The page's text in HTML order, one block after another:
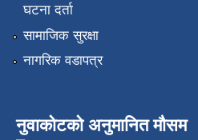
घटना दर्ता
सामाजिक सुरक्षा
नागरिक वडापत्र
नुवाकोटको अनुमानित मौसम